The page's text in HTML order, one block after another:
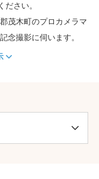
さい。
茂木町のプロカメラマ
念撮影に伺います。